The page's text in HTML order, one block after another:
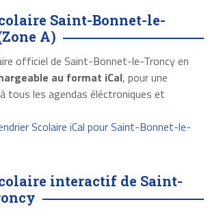
Saint-Bonnet-le-
A)
officiel de Saint-Bonnet-le-Troncy en
au format iCal, pour une
tous les agendas éléctroniques et
Scolaire iCal pour Saint-Bonnet-le-
interactif de Saint-